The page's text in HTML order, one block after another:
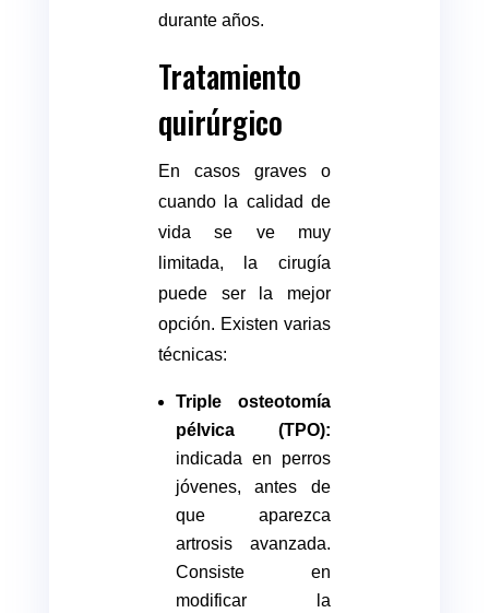
durante años.
Tratamiento
quirúrgico
En casos graves o
cuando la calidad de
vida se ve muy
limitada, la cirugía
puede ser la mejor
opción. Existen varias
técnicas:
Triple osteotomía
pélvica (TPO):
indicada en perros
jóvenes, antes de
que aparezca
artrosis avanzada.
Consiste en
modificar la